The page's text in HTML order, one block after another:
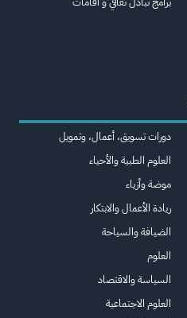
دورات تسويق، أعمال، وتمويل
العلوم الطبية والأحياء
موضة وأزياء
ريادة الأعمال والابتكار
الضيافة والسياحة
العلوم
السياسة والاقتصاد
العلوم الاجتماعية